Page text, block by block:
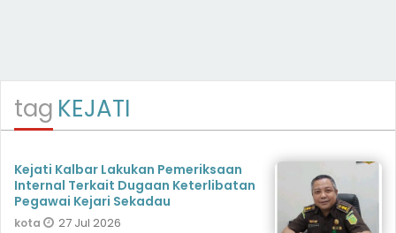
tag KEJATI
Kejati Kalbar Lakukan Pemeriksaan
Internal Terkait Dugaan Keterlibatan
Pegawai Kejari Sekadau
kota 27 Jul 2026